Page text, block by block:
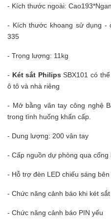
- Kích thước ngoài:
- Kích thước khoang sử dụng -
335
- Trọng lượng: 11kg
- Két sắt Philips SBX101 có
ô tô và nhà riêng
- Mở bằng vân tay công nghệ
trong tình huống khẩn cấp.
- Dung lượng: 200 vân tay
- Cấp nguồn dự phòng qua cổng
- Hỗ trợ đèn LED chiếu sáng bên
- Chức năng cảnh báo khi két
- Chức năng cảnh báo PIN yếu